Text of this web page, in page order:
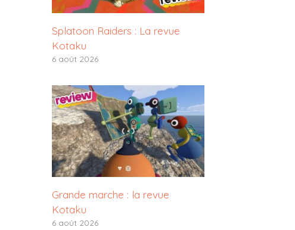
Splatoon Raiders : La revue
Kotaku
6 août 2026
Grande marche : la revue
Kotaku
6 août 2026